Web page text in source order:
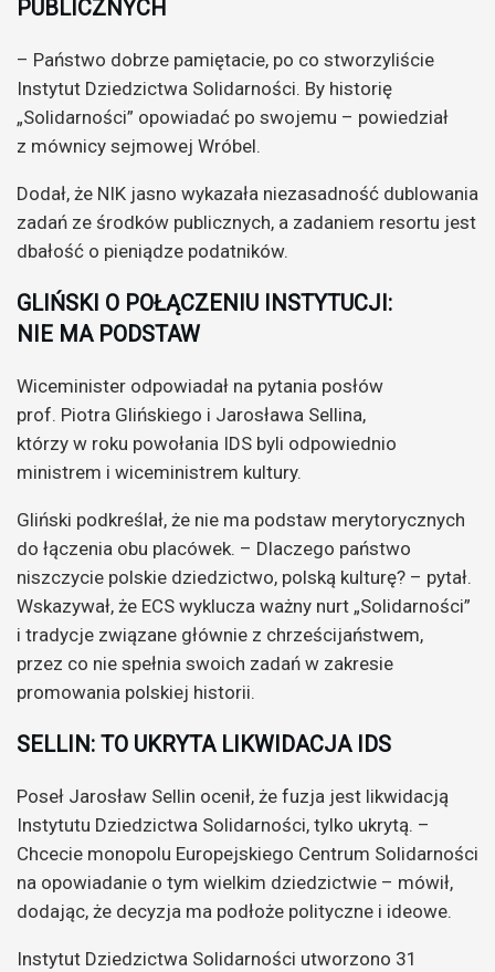
PUBLICZNYCH
– Państwo dobrze pamiętacie, po co stworzyliście
Instytut Dziedzictwa Solidarności. By historię
„Solidarności” opowiadać po swojemu – powiedział
z mównicy sejmowej Wróbel.
Dodał, że NIK jasno wykazała niezasadność dublowania
zadań ze środków publicznych, a zadaniem resortu jest
dbałość o pieniądze podatników.
GLIŃSKI O POŁĄCZENIU INSTYTUCJI:
NIE MA PODSTAW
Wiceminister odpowiadał na pytania posłów
prof. Piotra Glińskiego i Jarosława Sellina,
którzy w roku powołania IDS byli odpowiednio
ministrem i wiceministrem kultury.
Gliński podkreślał, że nie ma podstaw merytorycznych
do łączenia obu placówek. – Dlaczego państwo
niszczycie polskie dziedzictwo, polską kulturę? – pytał.
Wskazywał, że ECS wyklucza ważny nurt „Solidarności”
i tradycje związane głównie z chrześcijaństwem,
przez co nie spełnia swoich zadań w zakresie
promowania polskiej historii.
SELLIN: TO UKRYTA LIKWIDACJA IDS
Poseł Jarosław Sellin ocenił, że fuzja jest likwidacją
Instytutu Dziedzictwa Solidarności, tylko ukrytą. –
Chcecie monopolu Europejskiego Centrum Solidarności
na opowiadanie o tym wielkim dziedzictwie – mówił,
dodając, że decyzja ma podłoże polityczne i ideowe.
Instytut Dziedzictwa Solidarności utworzono 31